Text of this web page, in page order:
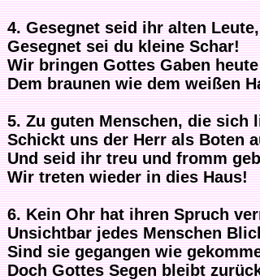
4. Gesegnet seid ihr alten Leute,
Gesegnet sei du kleine Schar!
Wir bringen Gottes Gaben heute
Dem braunen wie dem weißen
5. Zu guten Menschen, die sich
Schickt uns der Herr als Boten
Und seid ihr treu und fromm
Wir treten wieder in dies Haus!
6. Kein Ohr hat ihren Spruch
Unsichtbar jedes Menschen
Sind sie gegangen wie
Doch Gottes Segen bleibt